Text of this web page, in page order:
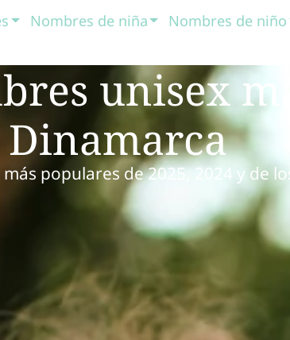
Nombres de niña Nombres de niño
unisex
populares de 2025, 2024 y de